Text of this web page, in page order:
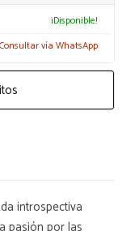
¡Disponible!
vía WhatsApp
introspectiva